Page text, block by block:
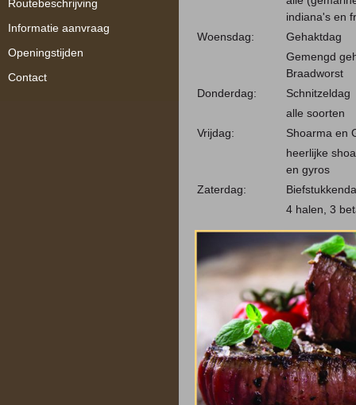
indiana's en
Woensdag:
Gehaktdag
Gemengd
Braadworst
Donderdag:
Schnitzeldag
alle soorten
Vrijdag:
Shoarma en
heerlijke
en gyros
Zaterdag:
4 halen, 3
Routebeschrijving
Informatie aanvraag
Openingstijden
Contact